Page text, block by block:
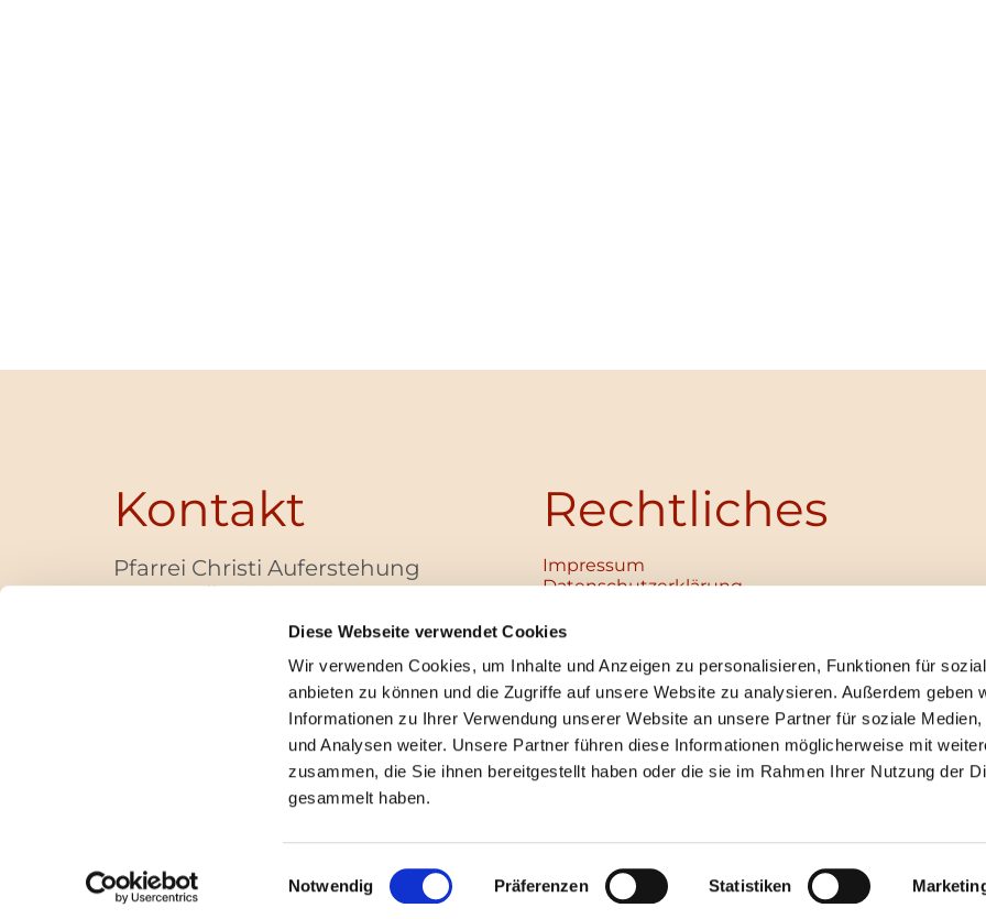
Diese Webseite verwendet Cookies
Wir verwenden Cookies, um Inhalte und Anzeigen zu personalisieren, Funktionen für
anbieten zu können und die Zugriffe auf unsere Website zu analysieren. Außerdem geben
Informationen zu Ihrer Verwendung unserer Website an unsere Partner für soziale Medien,
und Analysen weiter. Unsere Partner führen diese Informationen möglicherweise mit
zusammen, die Sie ihnen bereitgestellt haben oder die sie im Rahmen Ihrer Nutzung der
gesammelt haben.
Einwilligungsauswahl
Notwendig Präferenzen Statistiken
Kontakt
Pfarrei Christi Auferstehung
Bayernallee 28
+49 (0)30 / 30 00 03 -40
pfarrbuero@christi-auferstehung.net
IBAN DE62 3706 0193 6006 9310 04
Rechtliches
Impressum
Datenschutz­erklärung
Institutionelles Schutzkonzept
Unabhängige Ansprechpersonen
Digitales Hinweisgebersystem
Impressum ChurchDesk-